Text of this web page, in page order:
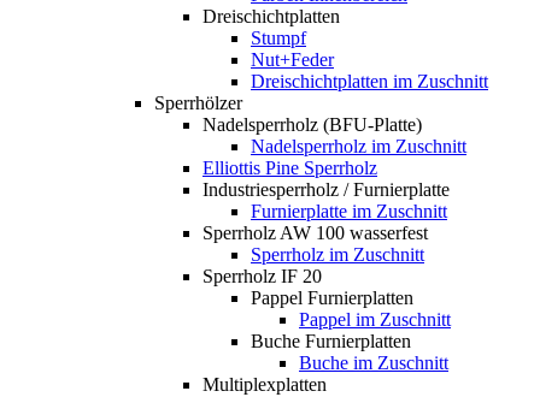
Dreischichtplatten
Stumpf
Nut+Feder
Dreischichtplatten im Zuschnitt
Sperrhölzer
Nadelsperrholz (BFU-Platte)
Nadelsperrholz im Zuschnitt
Elliottis Pine Sperrholz
Industriesperrholz / Furnierplatte
Furnierplatte im Zuschnitt
Sperrholz AW 100 wasserfest
Sperrholz im Zuschnitt
Sperrholz IF 20
Pappel Furnierplatten
Pappel im Zuschnitt
Buche Furnierplatten
Buche im Zuschnitt
Multiplexplatten